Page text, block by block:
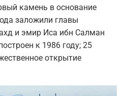
камень в основание
заложили главы
и эмир Иса ибн Салман
к 1986 году; 25
открытие